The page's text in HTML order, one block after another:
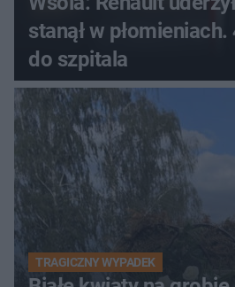
stanął w
do szpitala
TRAGICZNY WYPADEK